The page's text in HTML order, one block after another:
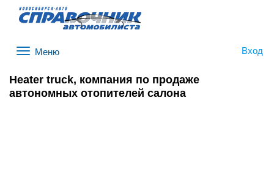
Вход
Heater truck, компания по продаже
автономных отопителей салона